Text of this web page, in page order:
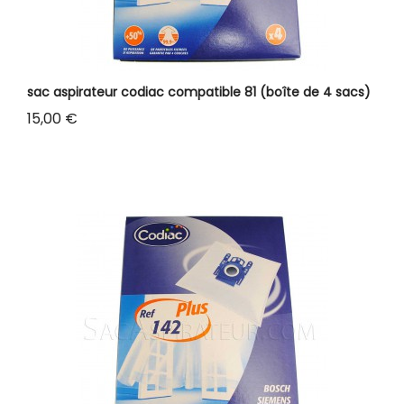
sac aspirateur codiac compatible 81 (boîte de 4 sacs)
Prix
15,00 €